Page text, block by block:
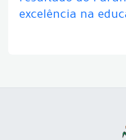
excelência na